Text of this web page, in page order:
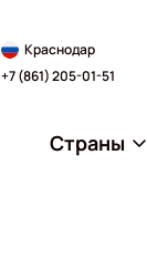
Краснодар
+7 (861) 205-01-51
Страны